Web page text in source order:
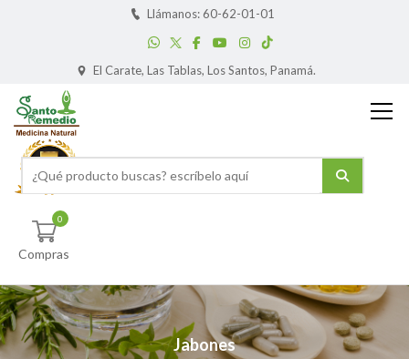
Llámanos: 60-62-01-01
El Carate, Las Tablas, Los Santos, Panamá.
0
Compras
Jabones